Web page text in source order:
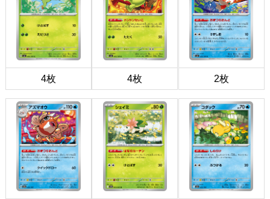
4枚 4枚 2枚